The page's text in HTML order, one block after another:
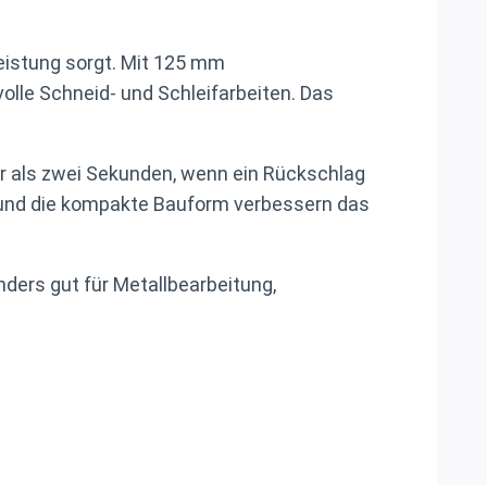
sorgt. Mit 125 mm
Schneid- und Schleifarbeiten. Das
zwei Sekunden, wenn ein Rückschlag
die kompakte Bauform verbessern das
gut für Metallbearbeitung,